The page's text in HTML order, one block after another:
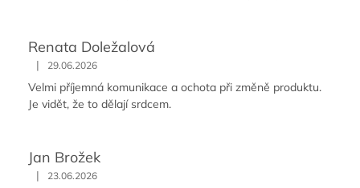
Renata Doležalová
| 29.06.2026
Velmi příjemná komunikace a ochota při změně produktu.
Je vidět, že to dělají srdcem.
Jan Brožek
| 23.06.2026